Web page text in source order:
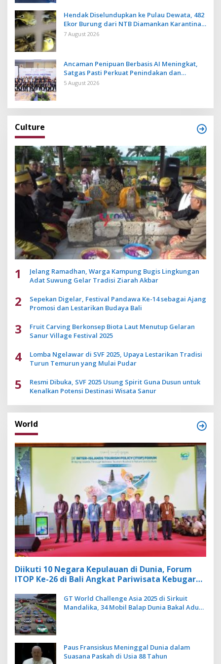
Hendak Diselundupkan ke Pulau Dewata, 482
Ekor Burung dari NTB Diamankan Karantina
Bali
7 August 2026
Ancaman Penipuan Berbasis AI Meningkat,
Satgas Pasti Perkuat Penindakan dan
Pengembangan Aplikasi Anti Penipuan
5 August 2026
Culture
1
Jelang Ramadhan, Warga Kampung Bugis Lingkungan
Adat Suwung Gelar Tradisi Ziarah Akbar
2
Sepekan Digelar, Festival Pandawa Ke-14 sebagai Ajang
Promosi dan Lestarikan Budaya Bali
3
Fruit Carving Berkonsep Biota Laut Menutup Gelaran
Sanur Village Festival 2025
4
Lomba Ngelawar di SVF 2025, Upaya Lestarikan Tradisi
Turun Temurun yang Mulai Pudar
5
Resmi Dibuka, SVF 2025 Usung Spirit Guna Dusun untuk
Kenalkan Potensi Destinasi Wisata Sanur
World
Diikuti 10 Negara Kepulauan di Dunia, Forum
ITOP Ke-26 di Bali Angkat Pariwisata Kebugaran
GT World Challenge Asia 2025 di Sirkuit
Mandalika, 34 Mobil Balap Dunia Bakal Adu
Paus Fransiskus Meninggal Dunia dalam
Suasana Paskah di Usia 88 Tahun